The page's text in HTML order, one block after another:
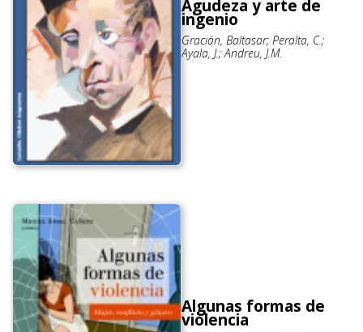
Agudeza y arte de
ingenio
Gracián, Baltasar; Peralta, C.;
Ayala, J.; Andreu, J.M.
Algunas formas de
violencia